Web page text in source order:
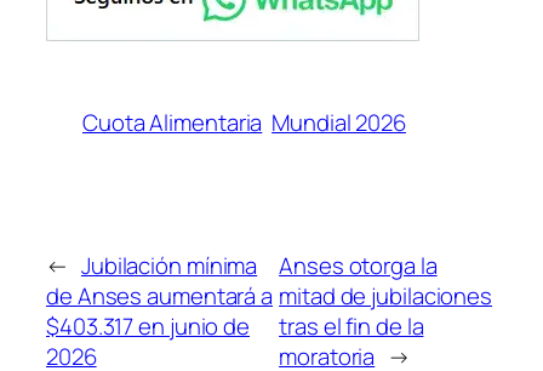
Cuota Alimentaria Mundial 2026
← Jubilación mínima
de Anses aumentará a
$403.317 en junio de
2026
Anses otorga la
mitad de jubilaciones
tras el fin de la
moratoria →